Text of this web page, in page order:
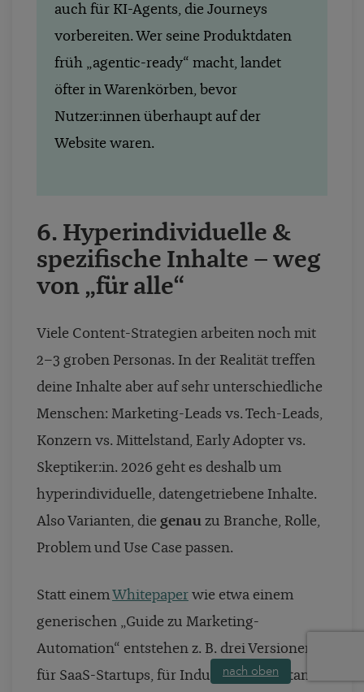
auch für KI-Agents, die Journeys
vorbereiten. Wer seine Produktdaten
früh „agentic-ready“ macht, landet
öfter in Warenkörben, bevor
Nutzer:innen überhaupt auf der
Website waren.
6. Hyperindividuelle &
spezifische Inhalte – weg
von „für alle“
Viele Content-Strategien arbeiten noch mit
2–3 groben Personas. In der Realität treffen
deine Inhalte aber auf sehr unterschiedliche
Menschen: Marketing-Leads vs. Tech-Leads,
Konzern vs. Mittelstand, Early Adopter vs.
Skeptiker:in. 2026 geht es deshalb um
hyperindividuelle, datengetriebene Inhalte.
Also Varianten, die genau zu Branche, Rolle,
Problem und Use Case passen.
Statt einemWhitepaper wie etwa einem
generischen „Guide zu Marketing-
Automation“ entstehen z. B. drei Versionen:
für SaaS-Startups, für Industrie-Mittelstand
nach oben